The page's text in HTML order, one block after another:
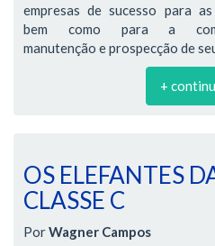
empresas de sucesso para as
bem como para a
manutenção e prospecção de
+
OS ELEFANTES
CLASSE C
PorWagner Campos